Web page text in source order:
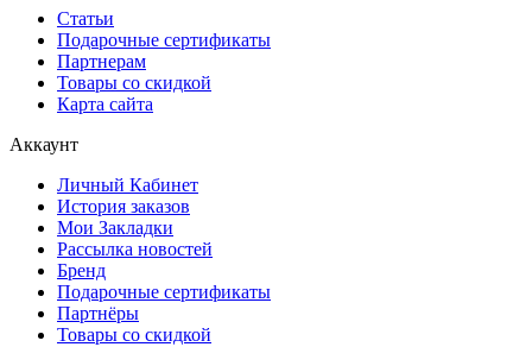
Статьи
Подарочные сертификаты
Партнерам
Товары со скидкой
Карта сайта
Аккаунт
Личный Кабинет
История заказов
Мои Закладки
Рассылка новостей
Бренд
Подарочные сертификаты
Партнёры
Товары со скидкой